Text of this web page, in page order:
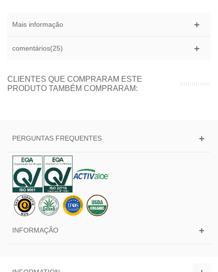
Mais informação
comentários(25)
CLIENTES QUE COMPRARAM ESTE
PRODUTO TAMBÉM COMPRARAM:
PERGUNTAS FREQUENTES
INFORMAÇÃO